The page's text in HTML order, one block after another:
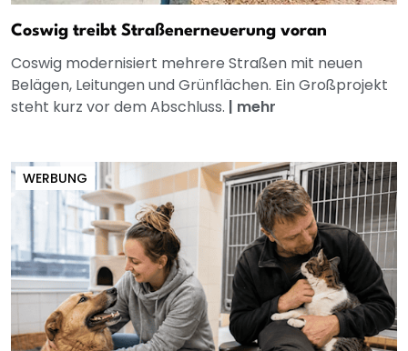
Coswig treibt Straßenerneuerung voran
Coswig modernisiert mehrere Straßen mit neuen
Belägen, Leitungen und Grünflächen. Ein Großprojekt
steht kurz vor dem Abschluss. | mehr
WERBUNG